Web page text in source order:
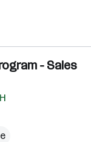
- Sales